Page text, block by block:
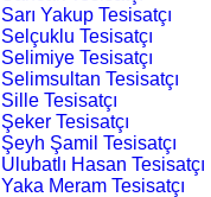
Sarı Yakup Tesisatçı
Selçuklu Tesisatçı
Selimiye Tesisatçı
Selimsultan Tesisatçı
Sille Tesisatçı
Şeker Tesisatçı
Şeyh Şamil Tesisatçı
Ulubatlı Hasan Tesisatçı
Yaka Meram Tesisatçı